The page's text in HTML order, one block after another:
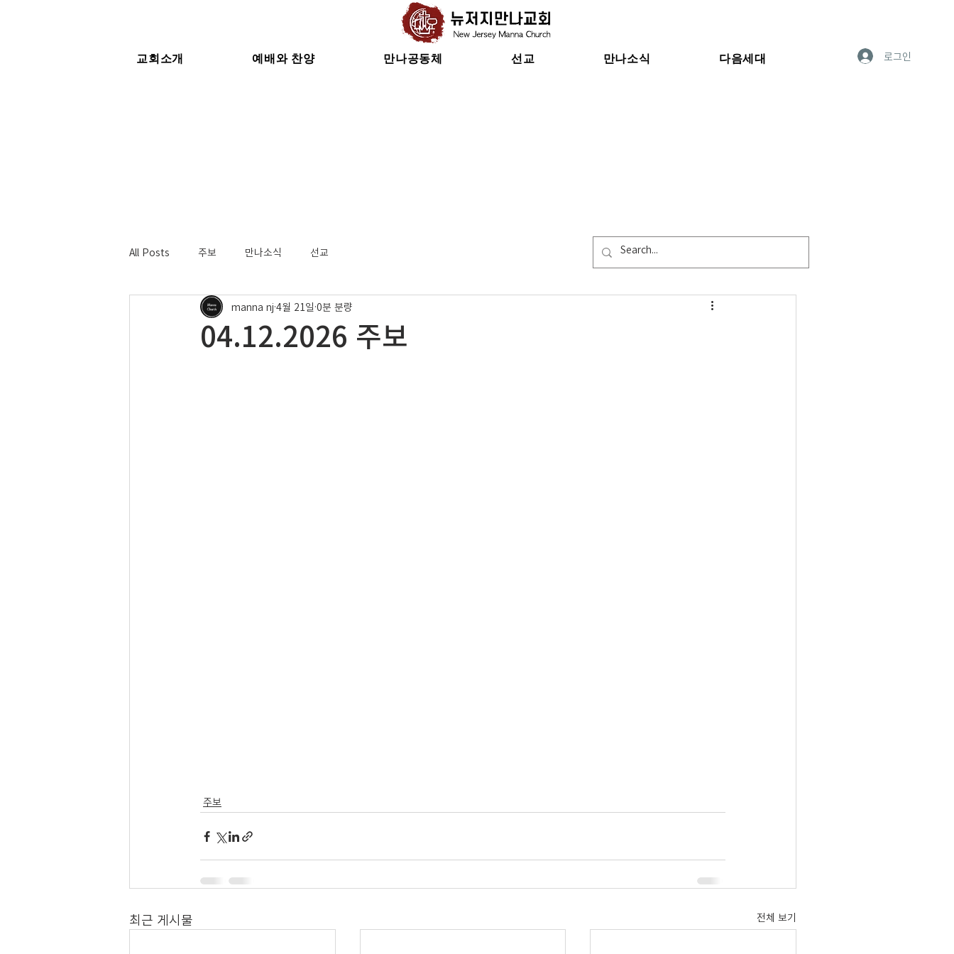
교회소개 예배와 찬양 만나공동체 선교 만나소식 다음세대 로그인
All Posts 주보 만나소식 선교
04.12.2026 주보
manna nj 4월 21일 0분 분량
주보
최근 게시물 전체 보기